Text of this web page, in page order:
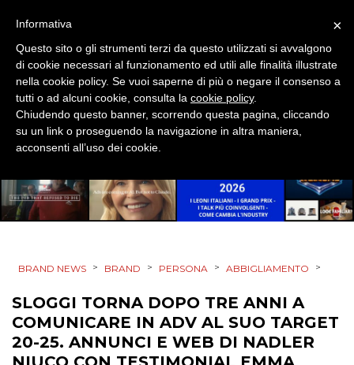
SPONSOR
DESIGN
EVENTI
MOBILE
CSR
BRAND NEWS > BRAND > PERSONA > ABBIGLIAMENTO >
SLOGGI TORNA DOPO TRE ANNI A
COMUNICARE IN ADV AL SUO TARGET
20-25. ANNUNCI E WEB DI NADLER
×
Informativa
Questo sito o gli strumenti terzi da questo utilizzati si avvalgono
di cookie necessari al funzionamento ed utili alle finalità illustrate
nella cookie policy. Se vuoi saperne di più o negare il consenso a
tutti o ad alcuni cookie, consulta la cookie policy.
Chiudendo questo banner, scorrendo questa pagina, cliccando
su un link o proseguendo la navigazione in altra maniera,
acconsenti all’uso dei cookie.